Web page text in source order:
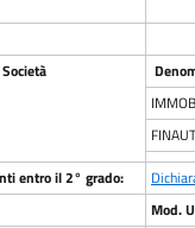
entro il 2° grado:
Mod.